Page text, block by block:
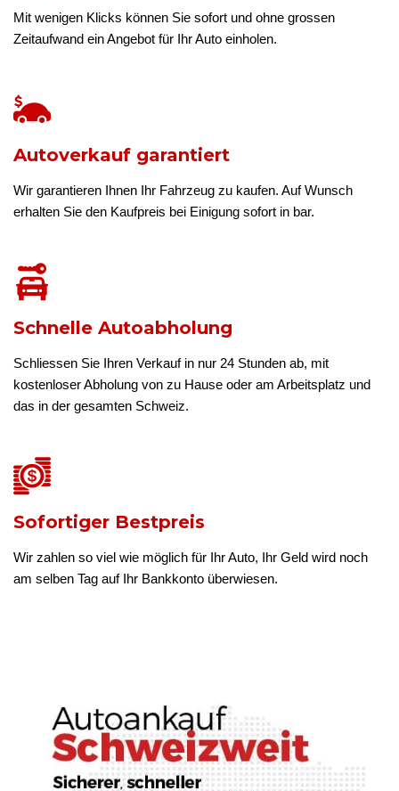
Mit wenigen Klicks können Sie sofort und ohne grossen
Zeitaufwand ein Angebot für Ihr Auto einholen.
Autoverkauf garantiert
Wir garantieren Ihnen Ihr Fahrzeug zu kaufen. Auf Wunsch
erhalten Sie den Kaufpreis bei Einigung sofort in bar.
Schnelle Autoabholung
Schliessen Sie Ihren Verkauf in nur 24 Stunden ab, mit
kostenloser Abholung von zu Hause oder am Arbeitsplatz und
das in der gesamten Schweiz.
Sofortiger Bestpreis
Wir zahlen so viel wie möglich für Ihr Auto, Ihr Geld wird noch
am selben Tag auf Ihr Bankkonto überwiesen.